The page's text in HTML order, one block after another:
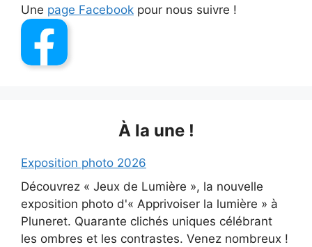
Une page Facebook pour nous suivre !
À la une !
Exposition photo 2026
Découvrez « Jeux de Lumière », la nouvelle
exposition photo d'« Apprivoiser la lumière » à
Pluneret. Quarante clichés uniques célébrant
les ombres et les contrastes. Venez nombreux !